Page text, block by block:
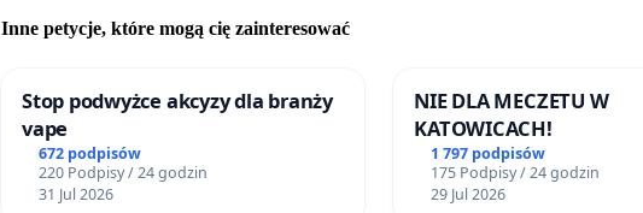
Inne petycje, które mogą cię zainteresować
Stop podwyżce akcyzy dla branży
vape
672 podpisów
220 Podpisy / 24 godzin
31 Jul 2026
NIE DLA MECZETU W
KATOWICACH!
1 797 podpisów
175 Podpisy / 24 godzin
29 Jul 2026